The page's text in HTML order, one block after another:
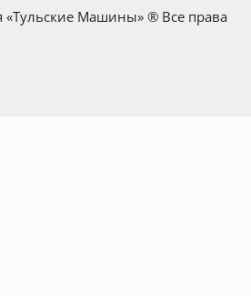
Машины» ® Все права